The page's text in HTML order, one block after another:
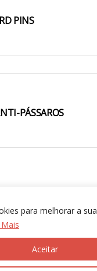
para melhorar a sua
Aceitar
PINS
PÁSSAROS
reserved.